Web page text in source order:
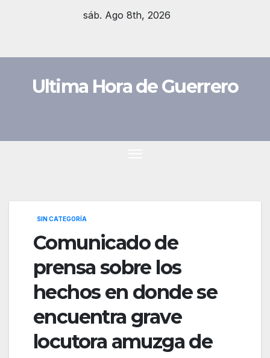
sáb. Ago 8th, 2026
Ultima Hora de Guerrero
SIN CATEGORÍA
Comunicado de
prensa sobre los
hechos en donde se
encuentra grave
locutora amuzga de